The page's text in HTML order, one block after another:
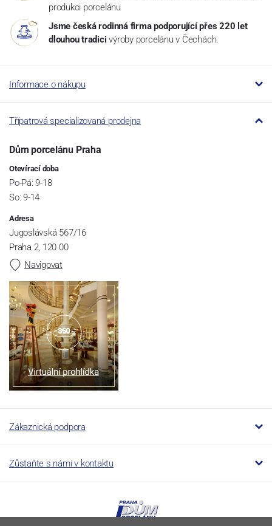
produkci porcelánu
Jsme česká rodinná firma podporující přes 220 let
dlouhou tradici výroby porcelánu v Čechách.
Informace o nákupu
Třípatrová specializovaná prodejna
Dům porcelánu Praha
Otevírací doba
Po-Pá: 9-18
So: 9-14
Adresa
Jugoslávská 567/16
Praha 2, 120 00
Navigovat
Zákaznická podpora
Zůstaňte s námi v kontaktu